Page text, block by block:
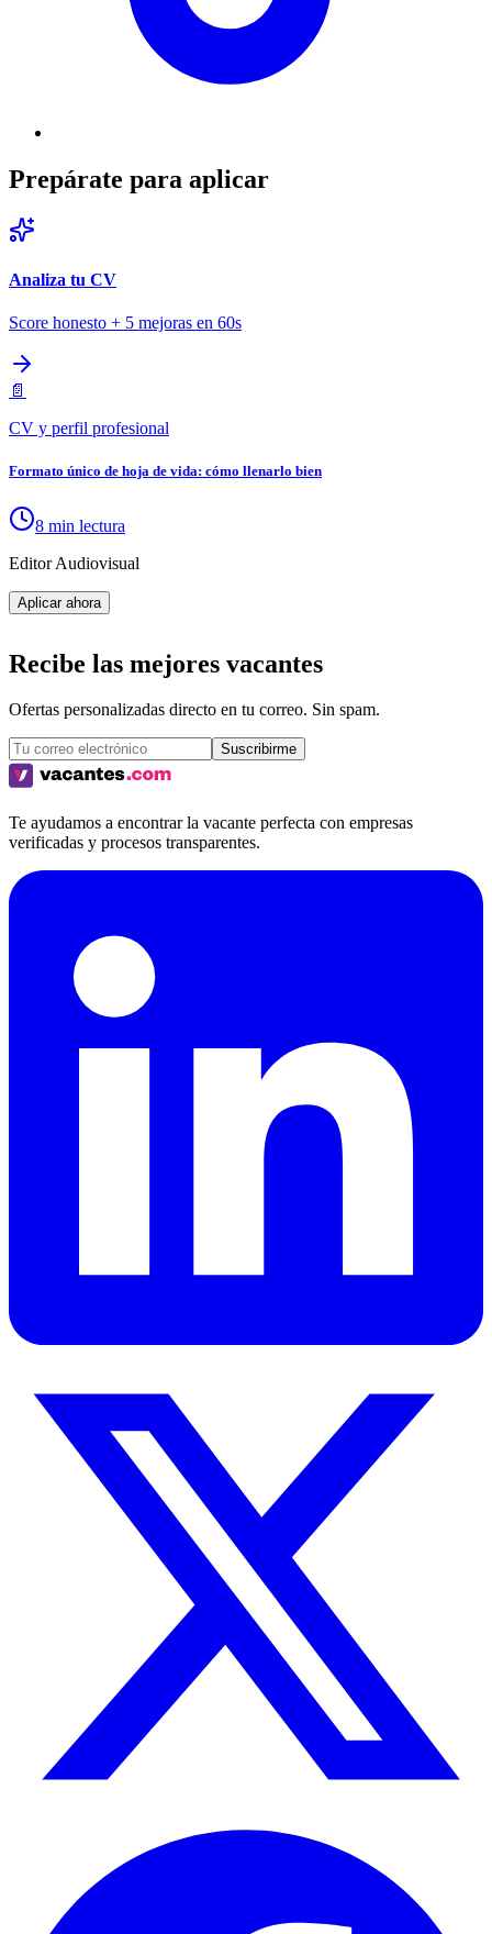
Prepárate para aplicar
Analiza tu CV
Score honesto + 5 mejoras en 60s
📄
CV y perfil profesional
Formato único de hoja de vida: cómo llenarlo bien
8 min lectura
Editor Audiovisual
Aplicar ahora
Recibe las mejores vacantes
Ofertas personalizadas directo en tu correo. Sin spam.
Suscribirme
Te ayudamos a encontrar la vacante perfecta con empresas
verificadas y procesos transparentes.